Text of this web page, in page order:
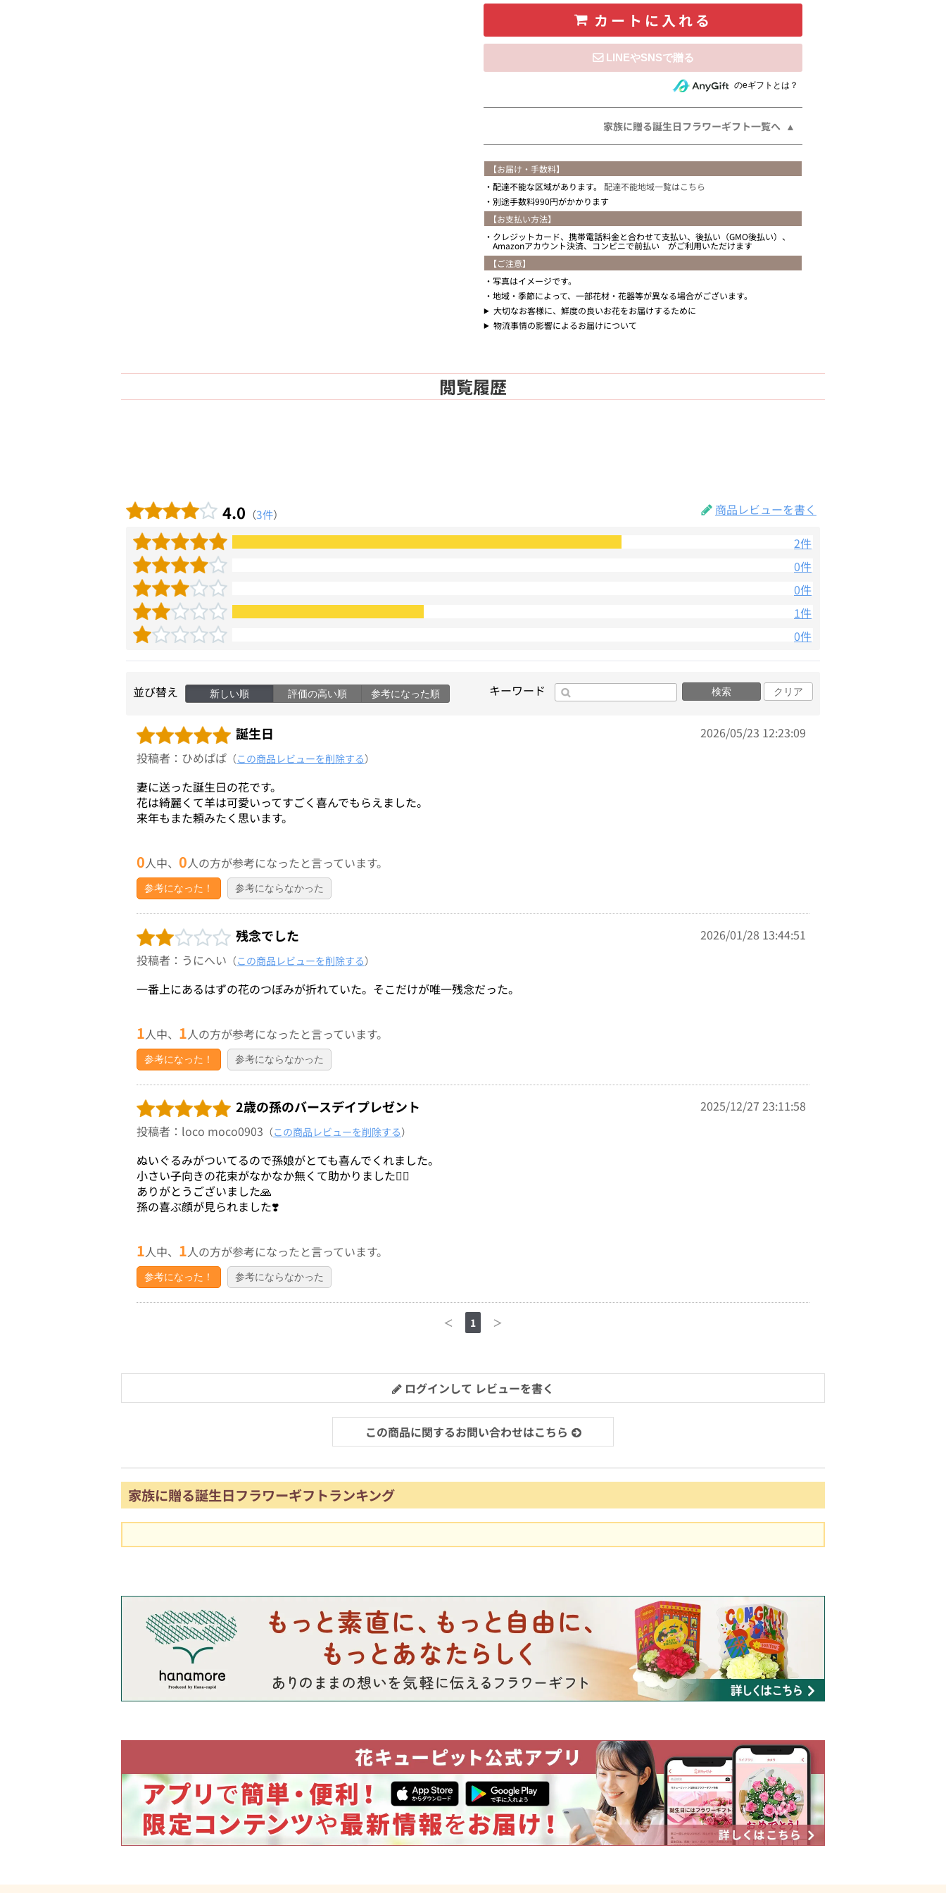
カートに入れる
住所を知らない相手にeギフトで贈るのeギフトとは？
家族に贈る誕生日フラワーギフト一覧へ
【お届け・手数料】
配達不能な区域があります。 配達不能地域一覧はこちら
別途手数料990円がかかります
【お支払い方法】
クレジットカード、携帯電話料金と合わせて支払い、後払い（GMO後払い）、
Amazonアカウント決済、コンビニで前払い がご利用いただけます
【ご注意】
写真はイメージです。
地域・季節によって、一部花材・花器等が異なる場合がございます。
大切なお客様に、鮮度の良いお花をお届けするために
物流事情の影響によるお届けについて
閲覧履歴
4.0 （3件）
商品レビューを書く
2件
0件
0件
1件
0件
並び替え 新しい順 評価の高い順 参考になった順 キーワード 検索 クリア
誕生日
2026/05/23 12:23:09
投稿者：ひめぱぱ （この商品レビューを削除する）
妻に送った誕生日の花です。
花は綺麗くて羊は可愛いってすごく喜んでもらえました。
来年もまた頼みたく思います。
0人中、 0人の方が参考になったと言っています。
参考になった！ 参考にならなかった
残念でした
2026/01/28 13:44:51
投稿者：うにへい （この商品レビューを削除する）
一番上にあるはずの花のつぼみが折れていた。そこだけが唯一残念だった。
1人中、 1人の方が参考になったと言っています。
参考になった！ 参考にならなかった
2歳の孫のバースデイプレゼント
2025/12/27 23:11:58
投稿者：loco moco0903 （この商品レビューを削除する）
ぬいぐるみがついてるので孫娘がとても喜んでくれました。
小さい子向きの花束がなかなか無くて助かりました🙇‍♀️
ありがとうございました🙏
孫の喜ぶ顔が見られました❣️
1人中、 1人の方が参考になったと言っています。
参考になった！ 参考にならなかった
＜ 1 ＞
ログインして レビューを書く
この商品に関するお問い合わせはこちら
家族に贈る誕生日フラワーギフトランキング